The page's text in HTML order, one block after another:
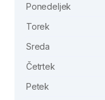
Ponedeljek
Torek
Sreda
Četrtek
Petek